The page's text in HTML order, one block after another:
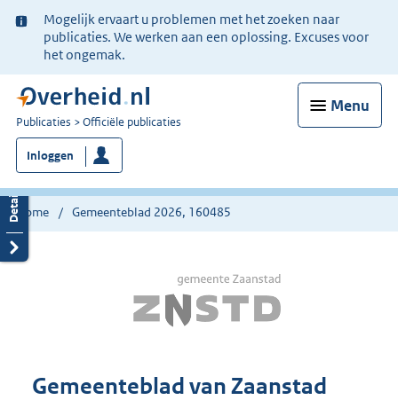
Ter
informatie:
Mogelijk ervaart u problemen met het zoeken naar
publicaties. We werken aan een oplossing. Excuses voor
het ongemak.
Menu
U
bent
nu
hier:
Publicaties Officiële publicaties
Inloggen
Home Gemeenteblad 2026, 160485
Gemeenteblad van Zaanstad